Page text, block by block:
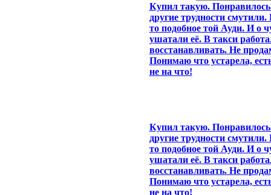
Купил такую.
другие трудности
то подобное той Ауди. И о
ушатали её. В такси
восстанавливать. Не
Понимаю что устарела,
не на что!
Купил такую.
другие трудности
то подобное той Ауди. И о
ушатали её. В такси
восстанавливать. Не
Понимаю что устарела,
не на что!